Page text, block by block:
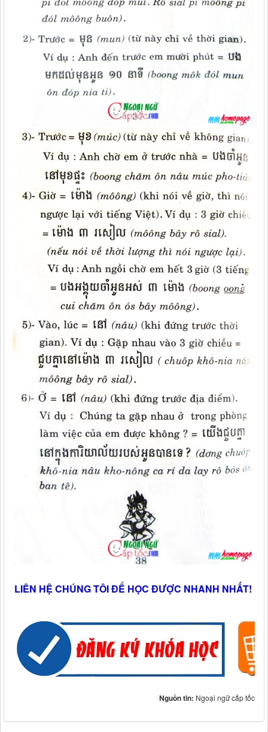
LIÊN HỆ CHÚNG TÔI ĐỂ HỌC ĐƯỢC NHANH NHẤT!
Nguồn tin: Ngoại ngữ cấp tốc